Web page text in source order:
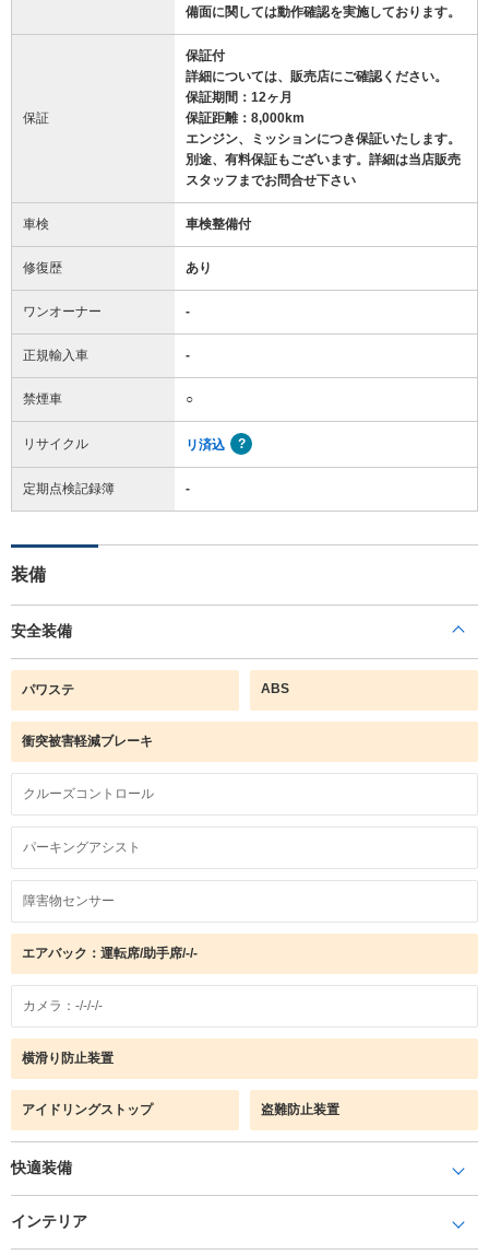
備面に関しては動作確認を実施しております。
保証
保証付
詳細については、販売店にご確認ください。
保証期間：12ヶ月
保証距離：8,000km
エンジン、ミッションにつき保証いたします。
別途、有料保証もございます。詳細は当店販売
スタッフまでお問合せ下さい
車検 車検整備付
修復歴 あり
ワンオーナー -
正規輸入車 -
禁煙車 ○
リサイクル リ済込
定期点検記録簿 -
装備
安全装備
パワステ ABS
衝突被害軽減ブレーキ
クルーズコントロール
パーキングアシスト
障害物センサー
エアバック：運転席/助手席/-/-
カメラ：-/-/-/-
横滑り防止装置
アイドリングストップ 盗難防止装置
快適装備
インテリア